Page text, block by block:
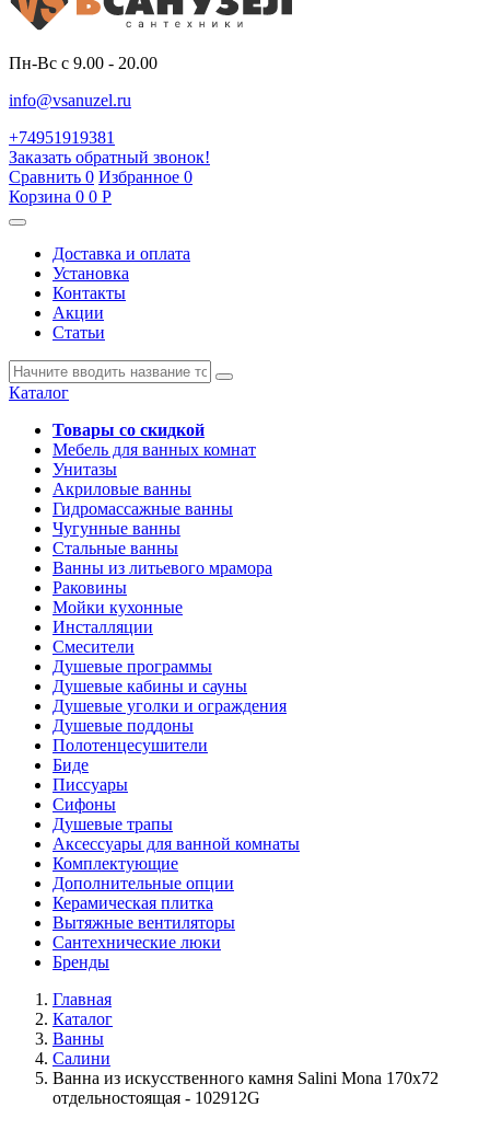
Пн-Вс с 9.00 - 20.00
info@vsanuzel.ru
+74951919381
Заказать обратный звонок!
Сравнить 0 Избранное 0
Корзина 0 0 Р
Доставка и оплата
Установка
Контакты
Акции
Статьи
Каталог
Товары со скидкой
Мебель для ванных комнат
Унитазы
Акриловые ванны
Гидромассажные ванны
Чугунные ванны
Стальные ванны
Ванны из литьевого мрамора
Раковины
Мойки кухонные
Инсталляции
Смесители
Душевые программы
Душевые кабины и сауны
Душевые уголки и ограждения
Душевые поддоны
Полотенцесушители
Биде
Писсуары
Сифоны
Душевые трапы
Аксессуары для ванной комнаты
Комплектующие
Дополнительные опции
Керамическая плитка
Вытяжные вентиляторы
Сантехнические люки
Бренды
Главная
Каталог
Ванны
Салини
Ванна из искусственного камня Salini Mona 170x72
отдельностоящая - 102912G